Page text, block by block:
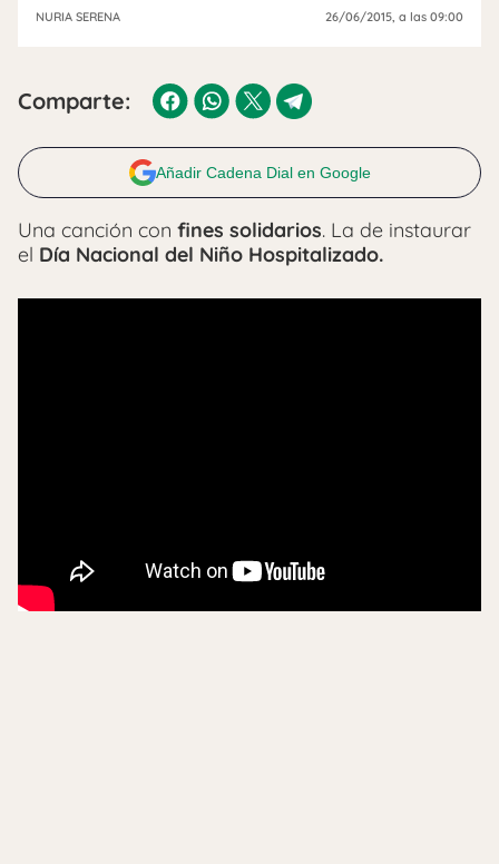
NURIA SERENA 26/06/2015 , a las 09:00
Comparte:
Añadir Cadena Dial en Google
Una canción con fines solidarios. La de instaurar
el Día Nacional del Niño Hospitalizado.